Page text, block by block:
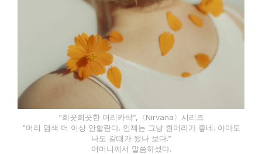
“희끗희끗한 머리카락”,〈Nirvana〉시리즈
“머리 염색 더 이상 안할란다. 인제는 그냥 흰머리가 좋네. 아마도
나도 갈때가 됐나 보다.”
어머니께서 말씀하셨다.